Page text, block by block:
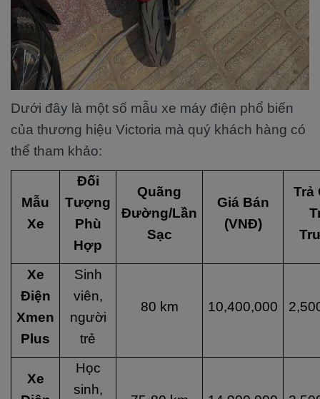
Dưới đây là một số mẫu xe máy điện phổ biến
của thương hiệu Victoria mà quý khách hàng có
thể tham khảo:
Mẫu
Xe
Đối
Tượng
Phù
Hợp
Quãng
Đường/Lần
Sạc
Giá Bán
(VNĐ)
Trả
Xe
Điện
Xmen
Plus
Sinh
viên,
người
trẻ
80 km 10,400,000
Xe
Học
sinh,